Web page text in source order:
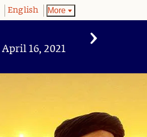
English More
April 16, 2021